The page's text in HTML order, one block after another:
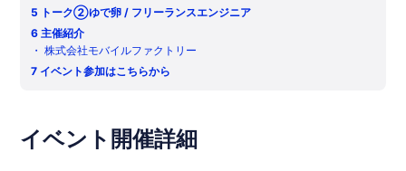
トリー モバイルサービス事業部 Uniqysチーム プロダクトマネージャ
5 トーク②ゆで卵 / フリーランスエンジニア
6主催紹介
・株式会社モバイルファクトリー
7 イベント参加はこちらから
イベント開催詳細